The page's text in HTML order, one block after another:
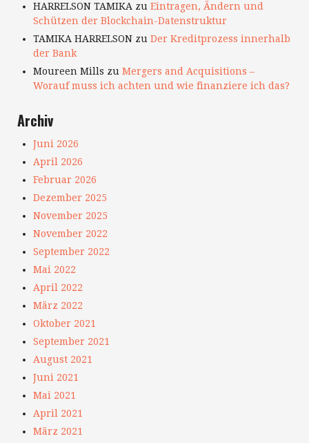
HARRELSON TAMIKA zu Eintragen, Ändern und
Schützen der Blockchain-Datenstruktur
TAMIKA HARRELSONzu Der Kreditprozess innerhalb
der Bank
Moureen Mills zu Mergers and Acquisitions –
Worauf muss ich achten und wie finanziere ich das?
Archiv
Juni 2026
April 2026
Februar 2026
Dezember 2025
November 2025
November 2022
September 2022
Mai 2022
April 2022
März 2022
Oktober 2021
September 2021
August 2021
Juni 2021
Mai 2021
April 2021
März 2021